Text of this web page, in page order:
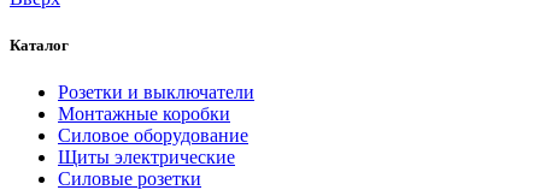
Каталог
Розетки и выключатели
Монтажные коробки
Силовое оборудование
Щиты электрические
Силовые розетки